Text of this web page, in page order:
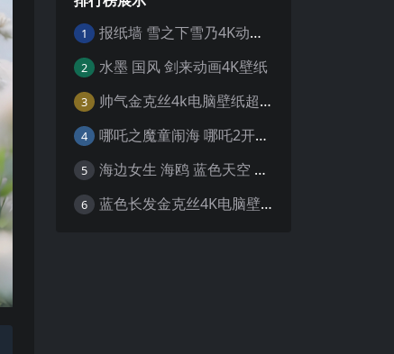
1 报纸墙 雪之下雪乃4K动漫壁纸
2 水墨 国风 剑来动画4K壁纸
3 帅气金克丝4k电脑壁纸超清
4 哪吒之魔童闹海 哪吒2开场4K壁纸
5 海边女生 海鸥 蓝色天空 4K壁纸
6 蓝色长发金克丝4K电脑壁纸